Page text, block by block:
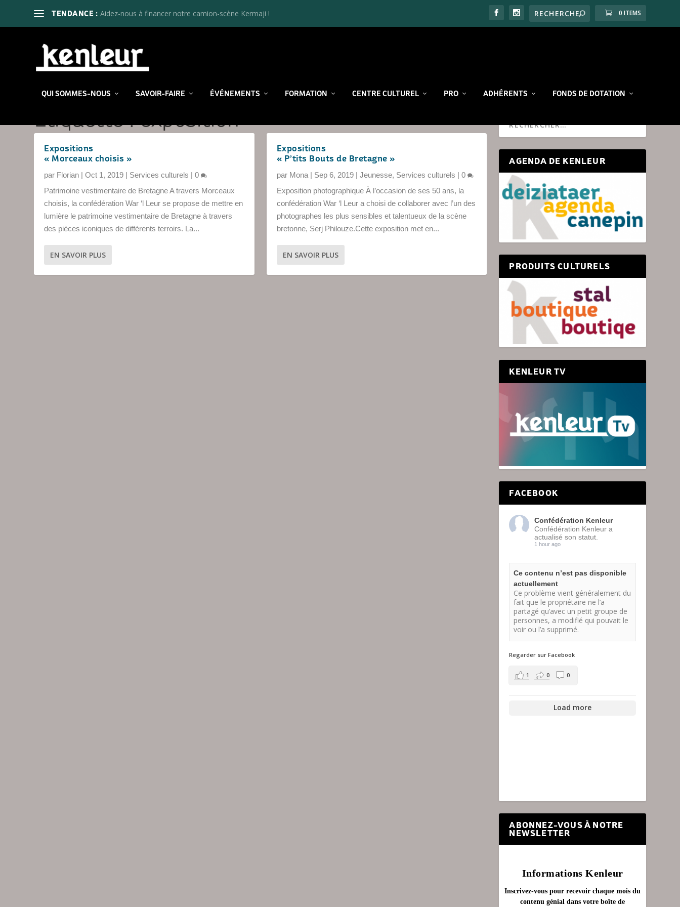
TENDANCE : Aidez-nous à financer notre camion-scène Kermaji ! 0 ITEMS
QUI SOMMES-NOUS SAVOIR-FAIRE ÉVÉNEMENTS FORMATION CENTRE CULTUREL PRO ADHÉRENTS FONDS DE DOTATION
Étiquette :exposition
Expositions
« Morceaux choisis »
par Florian |Oct 1, 2019 | Services culturels |0
Patrimoine vestimentaire de Bretagne A travers Morceaux
choisis, la confédération War ‘l Leur se propose de mettre en
lumière le patrimoine vestimentaire de Bretagne à travers
des pièces iconiques de différents terroirs. La...
EN SAVOIR PLUS
Expositions
« P’tits Bouts de Bretagne »
par Mona| Sep 6, 2019| Jeunesse, Services culturels | 0
Exposition photographique À l’occasion de ses 50 ans, la
confédération War ‘l Leur a choisi de collaborer avec l’un des
photographes les plus sensibles et talentueux de la scène
bretonne, Serj Philouze.Cette exposition met en...
EN SAVOIR PLUS
AGENDA DE KENLEUR
PRODUITS CULTURELS
KENLEUR TV
FACEBOOK
Confédération Kenleur
Confédération Kenleur a
actualisé son statut.
1 hour ago
Ce contenu n’est pas disponible
actuellement
Ce problème vient généralement du
fait que le propriétaire ne l’a
partagé qu’avec un petit groupe de
personnes, a modifié qui pouvait le
voir ou l’a supprimé.
Regarder sur Facebook
1 0 0
Load more
ABONNEZ-VOUS À NOTRE
NEWSLETTER
Informations Kenleur
Inscrivez-vous pour recevoir chaque mois du
contenu génial dans votre boîte de